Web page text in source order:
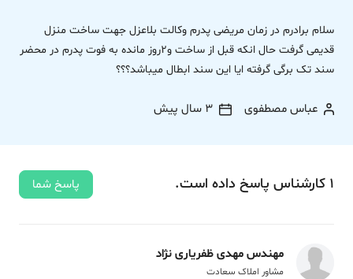
سلام برادرم در زمان مریضی پدرم وکالت بلاعزل جهت ساخت منزل
قدیمی گرفت حال انکه قبل از ساخت و2روز مانده به فوت پدرم در محضر
سند تک برگی گرفته ایا این سند ابطال میباشد؟؟؟
عباس مصطفوی 3 سال پیش
1 کارشناس پاسخ داده‌ است. پاسخ شما
مهندس مهدی ظفریاری نژاد
مشاور املاک سعادت